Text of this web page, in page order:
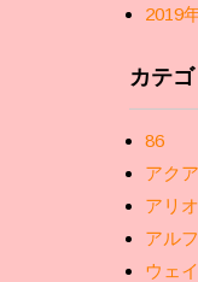
2019
カテ
86
アクア
アリ
アル
ウェ